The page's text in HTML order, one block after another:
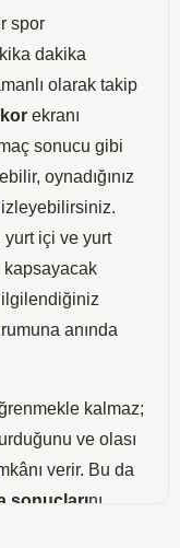
spor
dakika
olarak takip
ekranı
sonucu gibi
oynadığınız
izleyebilirsiniz.
yurt içi ve yurt
kapsayacak
anında
kalmaz;
ve olası
verir. Bu da
sonuçlarını